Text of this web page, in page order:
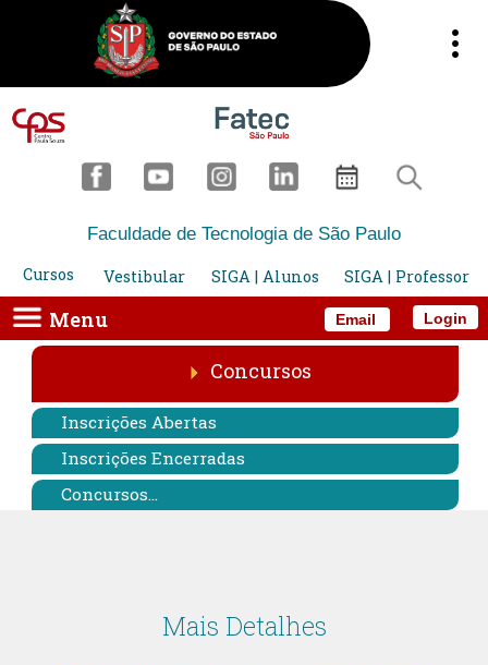
Email
Faculdade de Tecnologia de São Paulo
Cursos
Vestibular SIGA | Alunos SIGA | Professor
Menu Login
Concursos
Inscrições Abertas
Inscrições Encerradas
Concursos...
Mais Detalhes